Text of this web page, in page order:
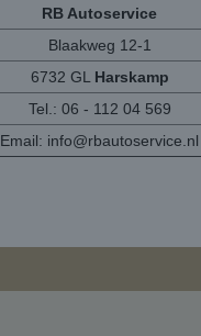
RB Autoservice
Blaakweg 12-1
6732 GL Harskamp
Tel.: 06 - 112 04 569
Email: info@rbautoservice.nl